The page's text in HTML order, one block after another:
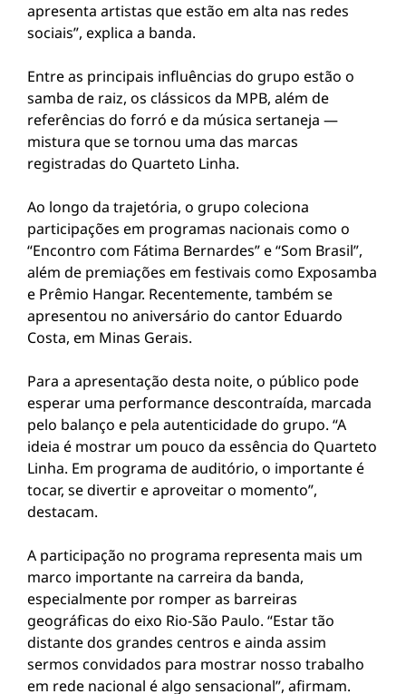
apresenta artistas que estão em alta nas redes
sociais”, explica a banda.
Entre as principais influências do grupo estão o
samba de raiz, os clássicos da MPB, além de
referências do forró e da música sertaneja —
mistura que se tornou uma das marcas
registradas do Quarteto Linha.
Ao longo da trajetória, o grupo coleciona
participações em programas nacionais como o
“Encontro com Fátima Bernardes” e “Som Brasil”,
além de premiações em festivais como Exposamba
e Prêmio Hangar. Recentemente, também se
apresentou no aniversário do cantor Eduardo
Costa, em Minas Gerais.
Para a apresentação desta noite, o público pode
esperar uma performance descontraída, marcada
pelo balanço e pela autenticidade do grupo. “A
ideia é mostrar um pouco da essência do Quarteto
Linha. Em programa de auditório, o importante é
tocar, se divertir e aproveitar o momento”,
destacam.
A participação no programa representa mais um
marco importante na carreira da banda,
especialmente por romper as barreiras
geográficas do eixo Rio-São Paulo. “Estar tão
distante dos grandes centros e ainda assim
sermos convidados para mostrar nosso trabalho
em rede nacional é algo sensacional”, afirmam.